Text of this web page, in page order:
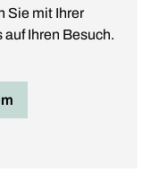
Sie mit Ihrer
Ihren Besuch.